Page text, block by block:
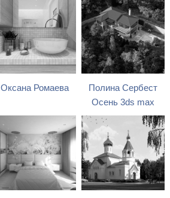
Оксана Ромаева
Полина Сербест
Осень 3ds max